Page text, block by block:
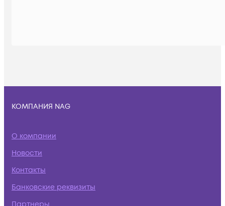
КОМПАНИЯ NAG
О компании
Новости
Контакты
Банковские реквизиты